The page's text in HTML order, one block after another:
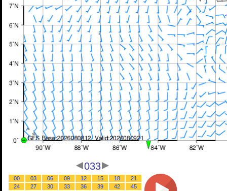
033
00 03 06 09 12 15 18
21
24
27 30 33 36 39 42
45